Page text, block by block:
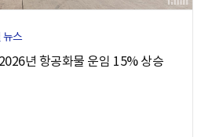
뉴스
년 항공화물 운임 15% 상승